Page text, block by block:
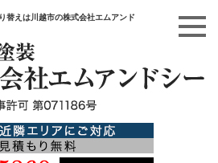
替えは川越市の株式会社エムアンド